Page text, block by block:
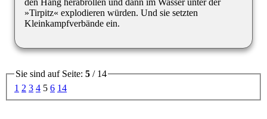
den Hang herabrollen und dann im Wasser unter der
»Tirpitz« explodieren würden. Und sie setzten
Kleinkampfverbände ein.
Sie sind auf Seite: 5 / 14
1 2 3 4 5 6 14